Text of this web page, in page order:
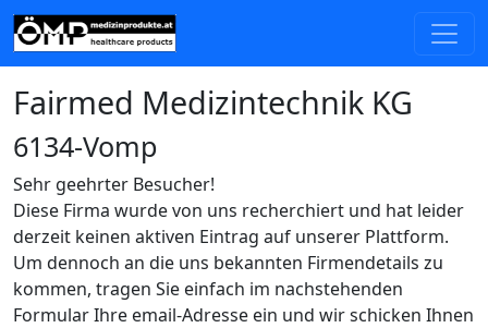
Fairmed Medizintechnik KG
6134-Vomp
Sehr geehrter Besucher!
Diese Firma wurde von uns recherchiert und hat leider
derzeit keinen aktiven Eintrag auf unserer Plattform.
Um dennoch an die uns bekannten Firmendetails zu
kommen, tragen Sie einfach im nachstehenden
Formular Ihre email-Adresse ein und wir schicken Ihnen